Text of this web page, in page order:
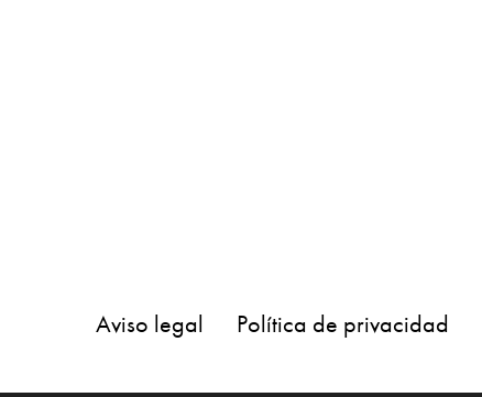
Aviso legal Política de privacidad